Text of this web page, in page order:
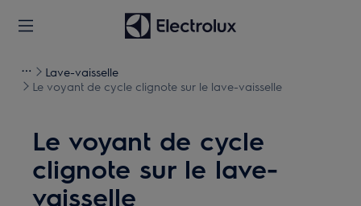
Lave-vaisselle
Le voyant de cycle clignote sur le lave-vaisselle
Le voyant de cycle
clignote sur le lave-
vaisselle